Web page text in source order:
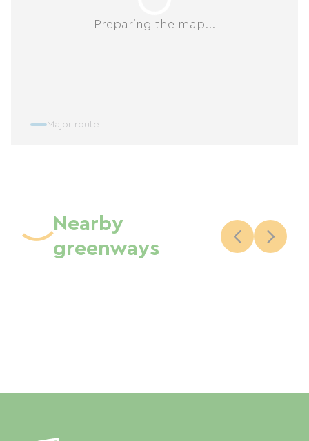
visible sur AirBnb. 2 nuits minimum.
Preparing the map...
Major route
Nearby
greenways